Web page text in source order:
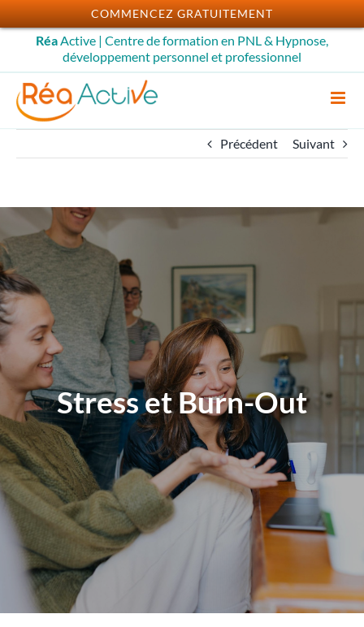
Passer
au
contenu
RéaActive | Centre de formation en PNL & Hypnose,
développement personnel et professionnel
Précédent Suivant
Stress et Burn-Out
COMMENCEZ GRATUITEMENT